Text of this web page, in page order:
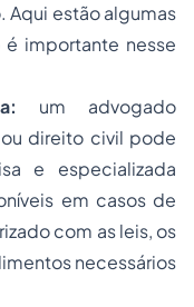
Aqui estão algumas
importante nesse
um advogado
direito civil pode
e especializada
em casos de
com as leis, os
necessários